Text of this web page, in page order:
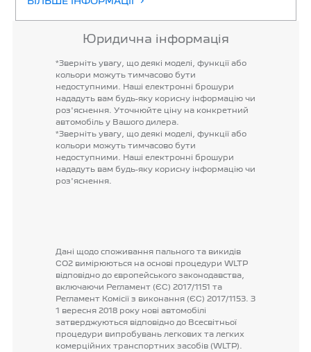
Юридична інформація
*Зверніть увагу, що деякі моделі, функції або
кольори можуть тимчасово бути
недоступними. Наші електронні брошури
нададуть вам будь-яку корисну інформацію чи
роз'яснення. Уточнюйте ціну на конкретний
автомобіль у Вашого дилера.
*Зверніть увагу, що деякі моделі, функції або
кольори можуть тимчасово бути
недоступними. Наші електронні брошури
нададуть вам будь-яку корисну інформацію чи
роз'яснення.
Дані щодо споживання пального та викидів
CO2 вимірюються на основі процедури WLTP
відповідно до європейського законодавства,
включаючи Регламент (ЄС) 2017/1151 та
Регламент Комісії з виконання (ЄС) 2017/1153. З
1 вересня 2018 року нові автомобілі
затверджуються відповідно до Всесвітньої
процедури випробувань легкових та легких
комерційних транспортних засобів (WLTP).